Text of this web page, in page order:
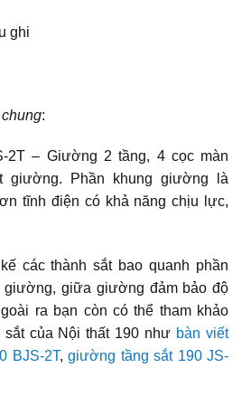
ghi
:
2T – Giường 2 tầng, 4 cọc màn
giường. Phần khung giường là
tĩnh điện có khả năng chịu lực,
các thành sắt bao quanh phần
giữa giường đảm bảo độ
ra bạn còn có thể tham khảo
của Nội thất 190 như bàn viết
BJS-2T,giường tầng sắt 190 JS-